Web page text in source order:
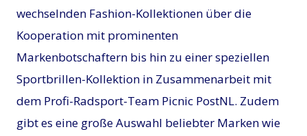
wechselnden Fashion-Kollektionen über die
Kooperation mit prominenten
Markenbotschaftern bis hin zu einer speziellen
Sportbrillen-Kollektion in Zusammenarbeit mit
dem Profi-Radsport-Team Picnic PostNL. Zudem
gibt es eine große Auswahl beliebter Marken wie